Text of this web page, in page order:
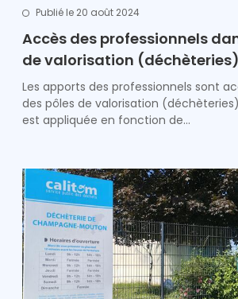
Publié le 20 août 2024
Accès des professionnels
de valorisation (déchèteries)
Les apports des professionnels sont
des pôles de valorisation
est appliquée en fonction de…